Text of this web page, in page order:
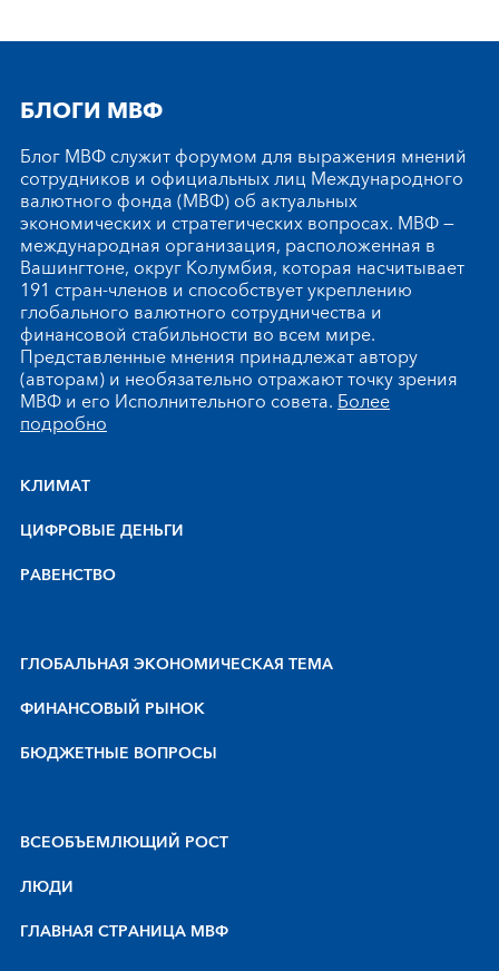
БЛОГИ МВФ
Блог МВФ служит форумом для выражения мнений
сотрудников и официальных лиц Международного
валютного фонда (МВФ) об актуальных
экономических и стратегических вопросах. МВФ —
международная организация, расположенная в
Вашингтоне, округ Колумбия, которая насчитывает
191 стран-членов и способствует укреплению
глобального валютного сотрудничества и
финансовой стабильности во всем мире.
Представленные мнения принадлежат автору
(авторам) и необязательно отражают точку зрения
МВФ и его Исполнительного совета.Более
подробно
КЛИМАТ
ЦИФРОВЫЕ ДЕНЬГИ
РАВЕНСТВО
ГЛОБАЛЬНАЯ ЭКОНОМИЧЕСКАЯ ТЕМА
ФИНАНСОВЫЙ РЫНОК
БЮДЖЕТНЫЕ ВОПРОСЫ
BCEOБЪEMЛЮЩИЙ POCT
ЛЮДИ
ГЛАВНАЯ СТРАНИЦА МВФ